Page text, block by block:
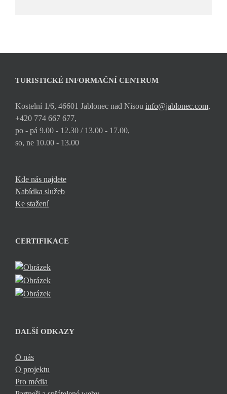
TURISTICKÉ INFORMAČNÍ CENTRUM
Kostelní 1/6, 46601 Jablonec nad Nisou info@jablonec.com,
+420 774 667 677,
po - pá 9.00 - 12.30 / 13.00 - 17.00,
so, ne 10.00 - 13.00
Kde nás najdete
Nabídka služeb
Ke stažení
CERTIFIKACE
DALŠÍ ODKAZY
O nás
O projektu
Pro média